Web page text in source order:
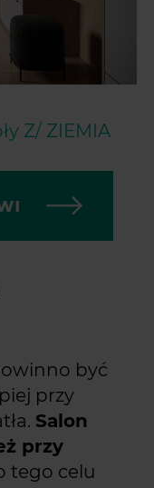
Z/ ZIEMIA
być
przy
Salon
przy
tego celu